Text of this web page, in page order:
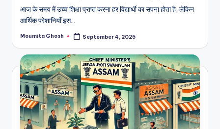
आज के समय में उच्च शिक्षा प्राप्त करना हर विद्यार्थी का सपना होता है, लेकिन
आर्थिक परेशानियाँ इस…
Posted
Moumita Ghosh September 4, 2025